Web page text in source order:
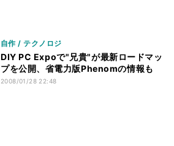
自作 / テクノロジ
DIY PC Expoで"兄貴"が最新ロードマッ
プを公開、省電力版Phenomの情報も
2008/01/28 22:48